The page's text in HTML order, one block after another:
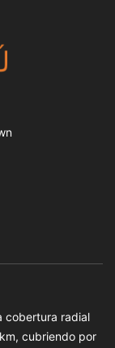
cobertura radial
cubriendo por